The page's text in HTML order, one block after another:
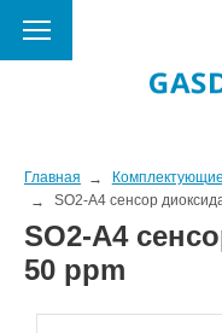
Главная
SO2-A4 сенсор
SO2-A4
50 ppm